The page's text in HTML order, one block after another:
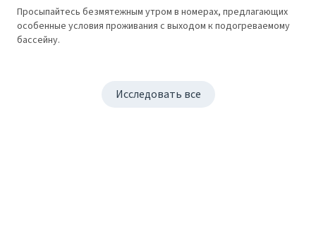
Просыпайтесь безмятежным утром в номерах, предлагающих
особенные условия проживания с выходом к подогреваемому
бассейну.
Исследовать все